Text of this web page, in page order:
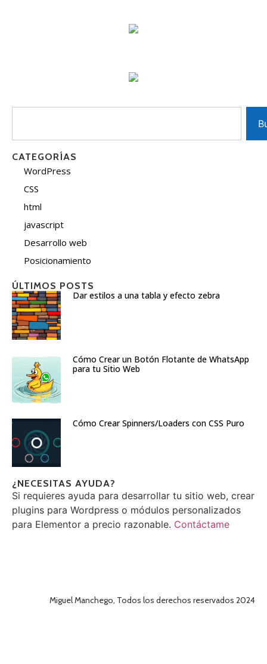
CATEGORÍAS
WordPress
CSS
html
javascript
Desarrollo web
Posicionamiento
ÚLTIMOS POSTS
Dar estilos a una tabla y efecto zebra
Cómo Crear un Botón Flotante de WhatsApp
para tu Sitio Web
Cómo Crear Spinners/Loaders con CSS Puro
¿NECESITAS AYUDA?
Si requieres ayuda para desarrollar tu sitio web, crear
plugins para Wordpress o módulos personalizados
para Elementor a precio razonable. Contáctame
Miguel Manchego, Todos los derechos reservados 2024